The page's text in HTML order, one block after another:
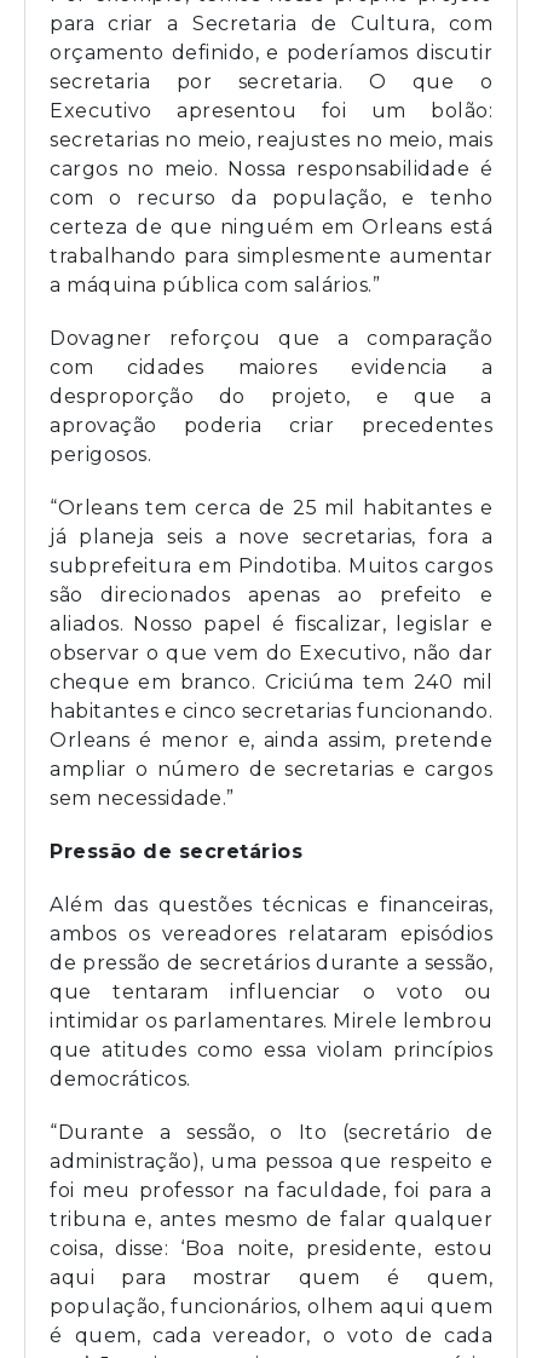
para criar a Secretaria de Cultura, com
orçamento definido, e poderíamos discutir
secretaria por secretaria. O que o
Executivo apresentou foi um bolão:
secretarias no meio, reajustes no meio, mais
cargos no meio. Nossa responsabilidade é
com o recurso da população, e tenho
certeza de que ninguém em Orleans está
trabalhando para simplesmente aumentar
a máquina pública com salários.”
Dovagner reforçou que a comparação
com cidades maiores evidencia a
desproporção do projeto, e que a
aprovação poderia criar precedentes
perigosos.
“Orleans tem cerca de 25 mil habitantes e
já planeja seis a nove secretarias, fora a
subprefeitura em Pindotiba. Muitos cargos
são direcionados apenas ao prefeito e
aliados. Nosso papel é fiscalizar, legislar e
observar o que vem do Executivo, não dar
cheque em branco. Criciúma tem 240 mil
habitantes e cinco secretarias funcionando.
Orleans é menor e, ainda assim, pretende
ampliar o número de secretarias e cargos
sem necessidade.”
Pressão de secretários
Além das questões técnicas e financeiras,
ambos os vereadores relataram episódios
de pressão de secretários durante a sessão,
que tentaram influenciar o voto ou
intimidar os parlamentares. Mirele lembrou
que atitudes como essa violam princípios
democráticos.
“Durante a sessão, o Ito (secretário de
administração), uma pessoa que respeito e
foi meu professor na faculdade, foi para a
tribuna e, antes mesmo de falar qualquer
coisa, disse: ‘Boa noite, presidente, estou
aqui para mostrar quem é quem,
população, funcionários, olhem aqui quem
é quem, cada vereador, o voto de cada